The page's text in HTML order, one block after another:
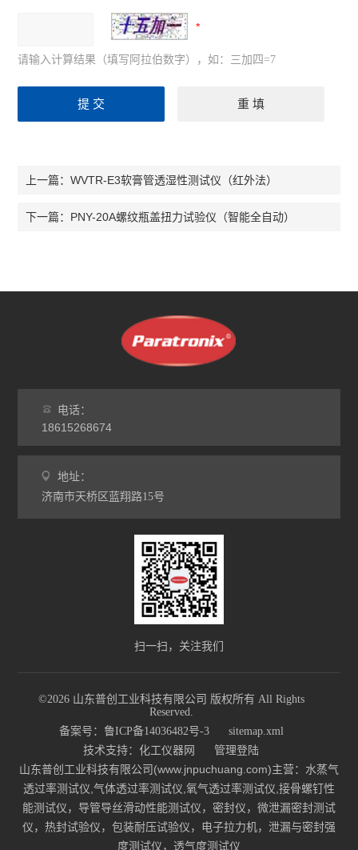
请输入计算结果（填写阿拉伯数字），如：三加四=7
上一篇：WVTR-E3软膏管透湿性测试仪（红外法）
下一篇： PNY-20A螺纹瓶盖扭力试验仪（智能全自动）
电话：
18615268674
地址：
济南市天桥区蓝翔路15号
扫一扫，关注我们
©2026 山东普创工业科技有限公司 版权所有 All Rights
Reserved.
备案号：鲁ICP备14036482号-3
sitemap.xml
技术支持： 化工仪器网 管理登陆
山东普创工业科技有限公司(www.jnpuchuang.com)主营：水蒸气
透过率测试仪,气体透过率测试仪,氧气透过率测试仪,接骨螺钉性
能测试仪，导管导丝滑动性能测试仪，密封仪，微泄漏密封测试
仪，热封试验仪，包装耐压试验仪，电子拉力机，泄漏与密封强
度测试仪，透气度测试仪